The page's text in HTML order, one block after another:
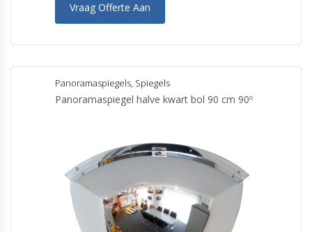
Vraag Offerte Aan
Panoramaspiegels, Spiegels
Panoramaspiegel halve kwart bol 90 cm 90º